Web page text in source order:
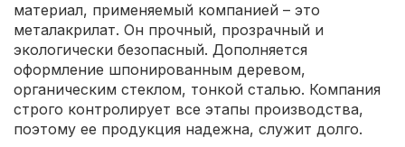
материал, применяемый компанией – это
металакрилат. Он прочный, прозрачный и
экологически безопасный. Дополняется
оформление шпонированным деревом,
органическим стеклом, тонкой сталью. Компания
строго контролирует все этапы производства,
поэтому ее продукция надежна, служит долго.